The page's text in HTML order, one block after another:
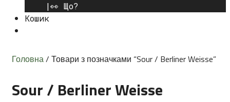
|👀 Що?
Кошик
Головна/ Товари з позначками “Sour / Berliner Weisse”
Sour / Berliner Weisse